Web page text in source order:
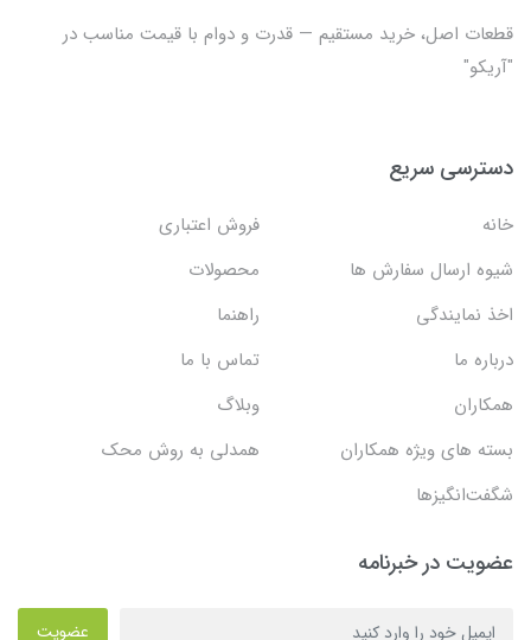
قطعات اصل، خرید مستقیم — قدرت و دوام با قیمت مناسب در
"آریکو"
دسترسی سریع
خانه
فروش اعتباری
شیوه ارسال سفارش ها
محصولات
اخذ نمایندگی
راهنما
درباره ما
تماس با ما
همکاران
وبلاگ
بسته های ویژه همکاران
همدلی به روش محک
شگفت‌انگیزها
عضویت در خبرنامه
عضویت